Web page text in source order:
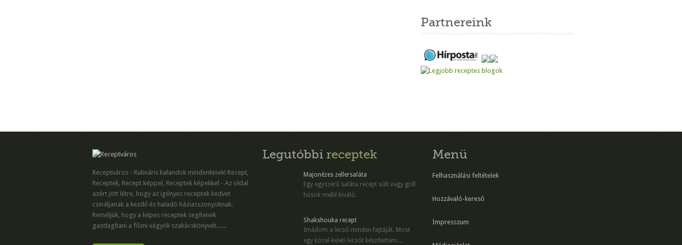
Partnereink
Receptváros - Kulináris kalandok mindenkinek! Recept,
Receptek, Recept képpel, Receptek képekkel - Az oldal
azért jött létre, hogy az igényes receptek kedvet
csináljanak a kezdő és haladó háziasszonyoknak.
Reméljük, hogy a képes receptek segítenek
gazdagítani a főzni vágyók szakácskönyvét.......
Legutóbbi receptek
Majonézes zellersaláta
Egy egyszerű saláta recept sült vagy grill
húsok mellé kiváló.
Shakshouka recept
Imádom a lecsó minden fajtáját. Most
egy közel-keleti lecsót készítettem....
Menü
Felhasználási feltételek
Hozzávaló-kereső
Impresszum